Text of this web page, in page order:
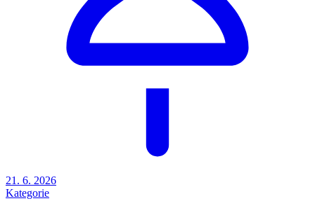
21. 6. 2026
Kategorie